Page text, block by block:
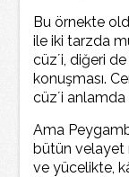
Bu örnekte
ile iki tarzda
cüz´i, diğeri
konuşması.
cüz´i
Ama
bütün velayet
ve yücelikte,